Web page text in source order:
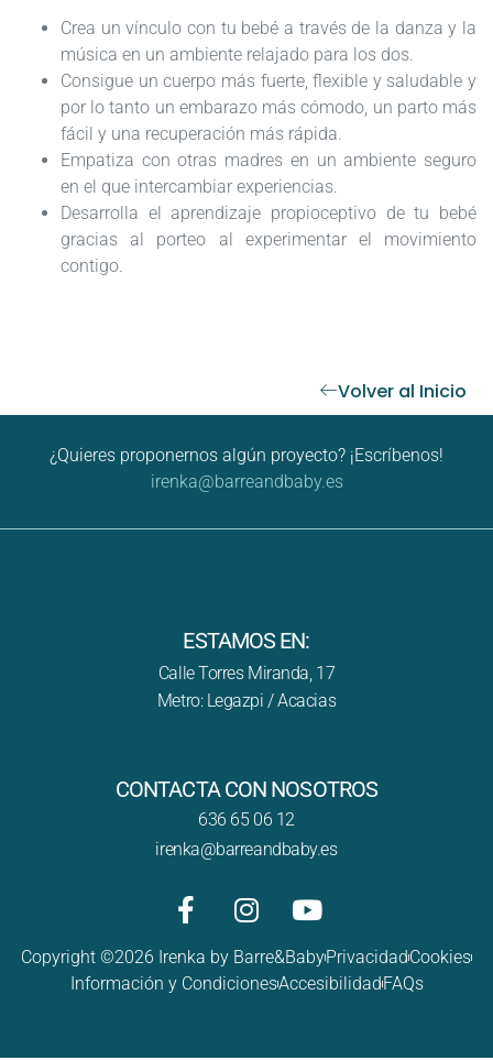
Crea un vínculo con tu bebé a través de la danza y la
música en un ambiente relajado para los dos.
Consigue un cuerpo más fuerte, flexible y saludable y
por lo tanto un embarazo más cómodo, un parto más
fácil y una recuperación más rápida.
Empatiza con otras madres en un ambiente seguro
en el que intercambiar experiencias.
Desarrolla el aprendizaje propioceptivo de tu bebé
gracias al porteo al experimentar el movimiento
contigo.
Volver al Inicio
¿Quieres proponernos algún proyecto? ¡Escríbenos!
irenka@barreandbaby.es
ESTAMOS EN:
Calle Torres Miranda, 17
Metro: Legazpi / Acacias
CONTACTA CON NOSOTROS
636 65 06 12
irenka@barreandbaby.es
Copyright ©2026 Irenka by Barre&BabyPrivacidadCookies
Información y CondicionesAccesibilidadFAQs